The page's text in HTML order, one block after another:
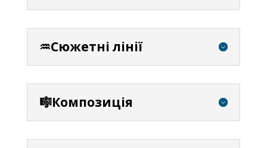
♒Сюжетні лінії
🎼Композиція